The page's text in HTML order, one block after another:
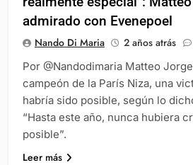
admirado con Evenepoel
Nando Di Maria 2 años atrás
Por @Nandodimaria Matteo
campeón de la París Niza, una
habría sido posible, según lo
“Hasta este año, nunca hubiera
posible”.
Leer más